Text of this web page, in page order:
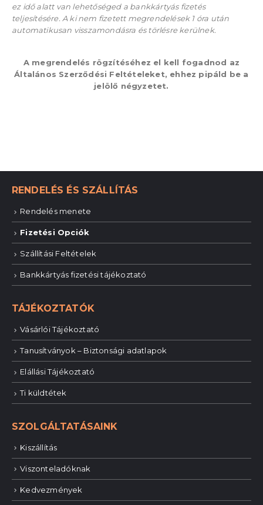
ez idő alatt van lehetőséged a bankkártyás fizetés
teljesítésére. A ki nem fizetett megrendelések 1 óra után
automatikusan visszamondásra és törlésre kerülnek.
A megrendelés rögzítéséhez el kell fogadnod az
Általános Szerződési Feltételeket, ehhez pipáld be a
jelölő négyzetet.
RENDELÉS ÉS SZÁLLÍTÁS
Rendelés menete
Fizetési Opciók
Szállítási Feltételek
Bankkártyás fizetési tájékoztató
TÁJÉKOZTATÓK
Vásárlói Tájékoztató
Tanusítványok – Biztonsági adatlapok
Elállási Tájékoztató
Ti küldtétek
SZOLGÁLTATÁSAINK
Kiszállítás
Viszonteladóknak
Kedvezmények